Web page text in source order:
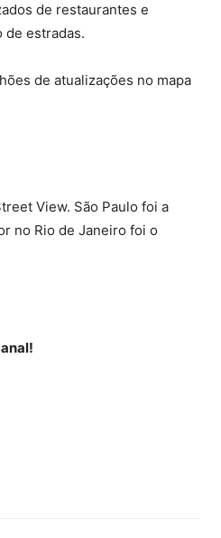
de restaurantes e
de estradas.
de atualizações no mapa
View. São Paulo foi a
no Rio de Janeiro foi o